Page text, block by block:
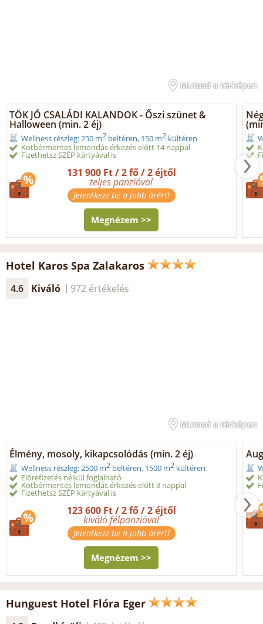
Mutasd a térképen
TÖK JÓ CSALÁDI KALANDOK - Őszi szünet &
Halloween (min. 2 éj)
Wellness részleg: 250 m2 beltéren, 150 m2 kültéren
Kötbérmentes lemondás érkezés előtt 14 nappal
Fizethetsz SZÉP kártyával is
131 900 Ft / 2 fő / 2 éjtől
teljes panzióval
Jelentkezz be a jobb árért!
Megnézem >>
Hotel Karos Spa Zalakaros
4.6 Kiváló 972 értékelés
Mutasd a térképen
Élmény, mosoly, kikapcsolódás (min. 2 éj)
Wellness részleg: 2500 m2 beltéren, 1500 m2 kültéren
Előrefizetés nélkül foglalható
Kötbérmentes lemondás érkezés előtt 3 nappal
Fizethetsz SZÉP kártyával is
123 600 Ft / 2 fő / 2 éjtől
kiváló félpanzióval
Jelentkezz be a jobb árért!
Megnézem >>
Hunguest Hotel Flóra Eger